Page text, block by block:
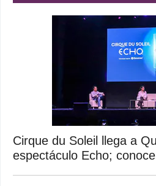
Cirque du Soleil llega a
espectáculo Echo;